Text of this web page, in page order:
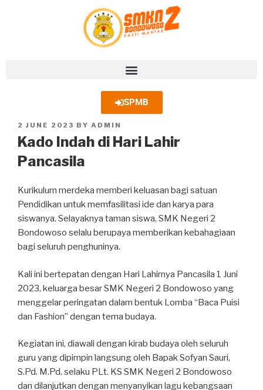
SPMB
2 JUNE 2023 BY ADMIN
Kado Indah di Hari Lahir
Pancasila
Kurikulum merdeka memberi keluasan bagi satuan
Pendidikan untuk memfasilitasi ide dan karya para
siswanya. Selayaknya taman siswa, SMK Negeri 2
Bondowoso selalu berupaya memberikan kebahagiaan
bagi seluruh penghuninya.
Kali ini bertepatan dengan Hari Lahirnya Pancasila 1 Juni
2023, keluarga besar SMK Negeri 2 Bondowoso yang
menggelar peringatan dalam bentuk Lomba “Baca Puisi
dan Fashion” dengan tema budaya.
Kegiatan ini, diawali dengan kirab budaya oleh seluruh
guru yang dipimpin langsung oleh Bapak Sofyan Sauri,
S.Pd. M.Pd. selaku PLt. KS SMK Negeri 2 Bondowoso
dan dilanjutkan dengan menyanyikan lagu kebangsaan